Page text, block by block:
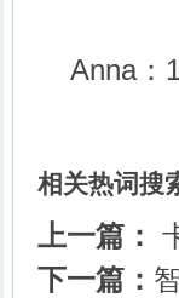
Anna：
相关热词搜
上一篇：
下一篇：